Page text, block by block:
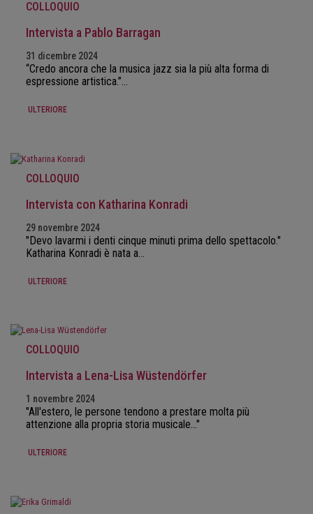
COLLOQUIO
Intervista a Pablo Barragan
31 dicembre 2024
“Credo ancora che la musica jazz sia la più alta forma di
espressione artistica.”…
ULTERIORE
COLLOQUIO
Intervista con Katharina Konradi
29 novembre 2024
"Devo lavarmi i denti cinque minuti prima dello spettacolo."
Katharina Konradi è nata a…
ULTERIORE
COLLOQUIO
Intervista a Lena-Lisa Wüstendörfer
1 novembre 2024
"All'estero, le persone tendono a prestare molta più
attenzione alla propria storia musicale..."
ULTERIORE